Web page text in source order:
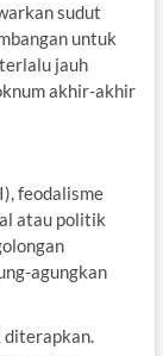
sudut
untuk
jauh
akhir-akhir
feodalisme
atau politik
agungkan